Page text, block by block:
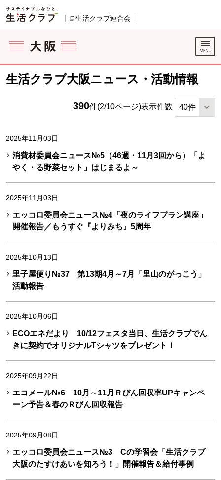
ページの先頭です。
生活クラブ連合会
ここからサイト内共通メニューです。
サイト内共通メニューをスキップする
サイト内共通メニューここまで。
生活クラブ大阪ニュース・活動情報
390件(2/10ページ)表示件数
2025年11月03日
消費材委員会ニュース№5（46週・11月3回から）「よ
やく・る野菜セット」はじまるよ～
2025年11月03日
エッコロ委員会ニュース№4「夜のライフプラン講座」
開催報告／もうすぐ『よりみち』5周年
2025年10月13日
里子屋便り№37 第13期4月～7月「里山のがっこう」
活動報告
2025年10月06日
ECOエネだより 10/12フェスタ当日、生活クラブでん
きに契約でオリジナルTシャツをプレゼント！
2025年09月22日
エコメール№6 10月～11月Ｒびん回収率UPキャンペ
ーン予告＆春のＲびん回収報告
2025年09月08日
エッコロ委員会ニュース№3 Cの学習会「生活クラブ
大阪のたすけあいを知ろう！」開催報告＆給付事例